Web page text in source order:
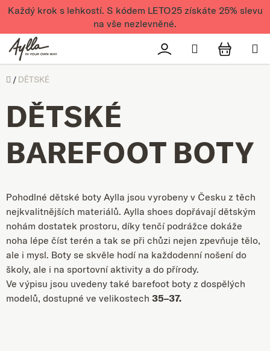
Přejít na obsah
Každý krok s lehkostí. S kódem LETO25 získáte 25% slevu
na vše nezlevněné.
Přihlášení
Hledat
Úvod
/ DĚTSKÉ
DĚTSKÉ
BAREFOOT BOTY
Pohodlné dětské boty Aylla jsou vyrobeny v Česku z těch
nejkvalitnějších materiálů. Aylla shoes dopřávají dětským
nohám dostatek prostoru, díky tenčí podrážce dokáže
noha lépe číst terén a tak se při chůzi nejen zpevňuje tělo,
ale i mysl. Boty se skvěle hodí na každodenní nošení do
školy, ale i na sportovní aktivity a do přírody.
Ve výpisu jsou uvedeny také barefoot boty z dospělých
modelů, dostupné ve velikostech 35–37.